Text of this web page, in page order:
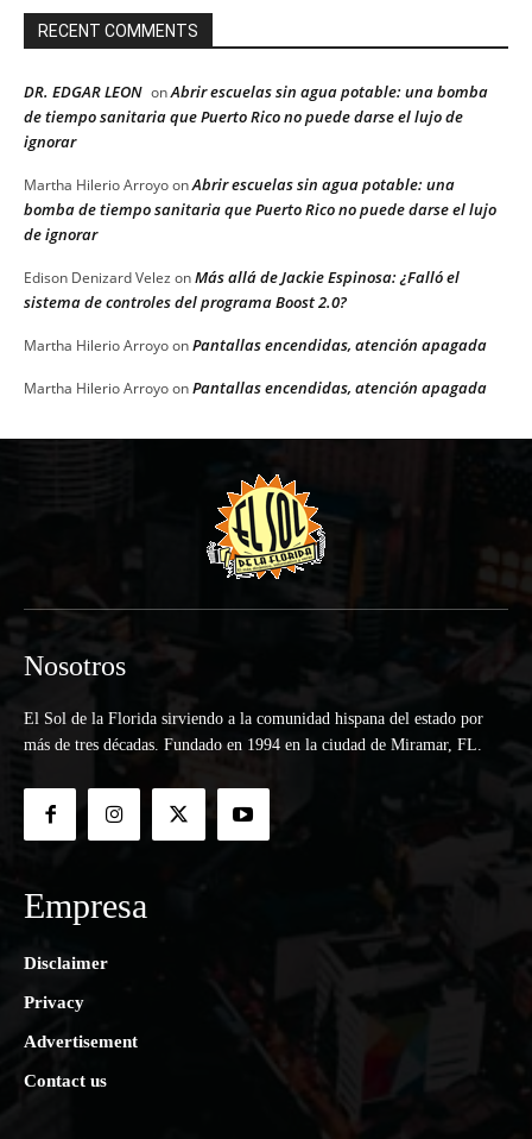
RECENT COMMENTS
DR. EDGAR LEON onAbrir escuelas sin agua potable: una bomba
de tiempo sanitaria que Puerto Rico no puede darse el lujo de
ignorar
Martha Hilerio ArroyoonAbrir escuelas sin agua potable: una
bomba de tiempo sanitaria que Puerto Rico no puede darse el lujo
de ignorar
Edison Denizard Velez onMás allá de Jackie Espinosa: ¿Falló el
sistema de controles del programa Boost 2.0?
Martha Hilerio ArroyoonPantallas encendidas, atención apagada
Martha Hilerio ArroyoonPantallas encendidas, atención apagada
Nosotros
El Sol de la Florida sirviendo a la comunidad hispana del estado por
más de tres décadas. Fundado en 1994 en la ciudad de Miramar, FL.
Empresa
Disclaimer
Privacy
Advertisement
Contact us